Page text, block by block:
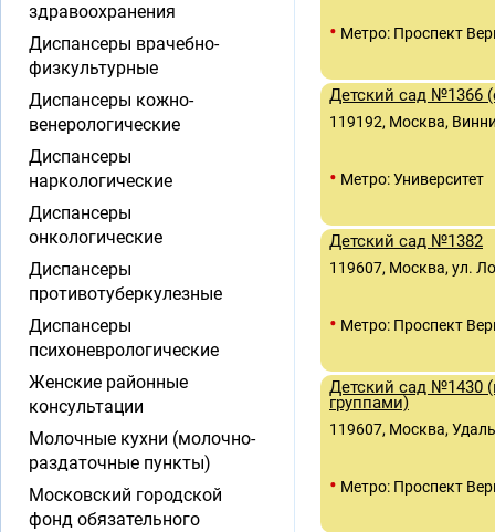
• Метро: Проспект
Детский сад №1366
119192, Москва,
• Метро: Университет
Детский сад №1382
119607, Москва, ул.
• Метро: Проспект
Детский сад №1430
группами)
119607, Москва,
• Метро: Проспект
здравоохранения
Диспансеры врачебно-
физкультурные
Диспансеры кожно-
венерологические
Диспансеры
наркологические
Диспансеры
онкологические
Диспансеры
противотуберкулезные
Диспансеры
психоневрологические
Женские районные
консультации
Молочные кухни (молочно-
раздаточные пункты)
Московский городской
фонд обязательного